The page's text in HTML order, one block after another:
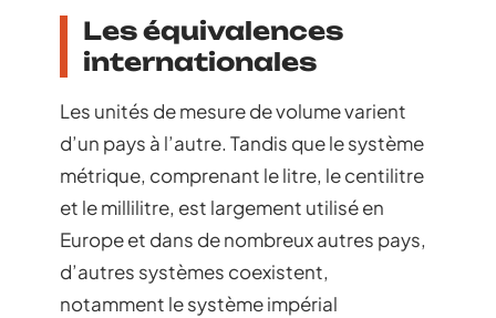
Les équivalences
internationales
Les unités de mesure de volume varient
d’un pays à l’autre. Tandis que le système
métrique, comprenant le litre, le centilitre
et le millilitre, est largement utilisé en
Europe et dans de nombreux autres pays,
d’autres systèmes coexistent,
notamment le système impérial